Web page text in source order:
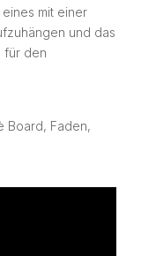
mit einer
und das
für den
Board, Faden,